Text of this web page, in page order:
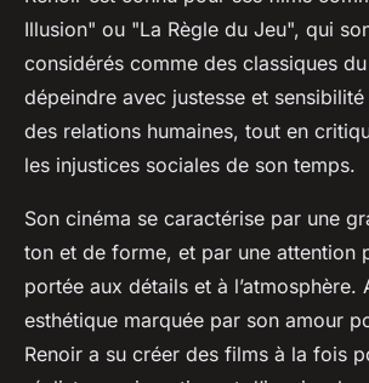
Illusion" ou "La Règle du Jeu", qui
considérés comme des classiques
dépeindre avec justesse et
des relations humaines, tout en
les injustices sociales de son temps.
Son cinéma se caractérise par une
ton et de forme, et par une attention
portée aux détails et à l’atmosphère.
esthétique marquée par son amour
Renoir a su créer des films à la fois